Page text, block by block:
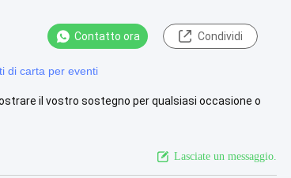
Contatto ora Condividi
di carta per eventi
il vostro sostegno per qualsiasi occasione o
Lasciate un messaggio.